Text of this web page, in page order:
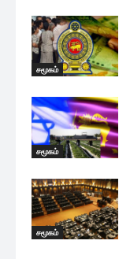
சமூகம்
சமூகம்
சமூகம்